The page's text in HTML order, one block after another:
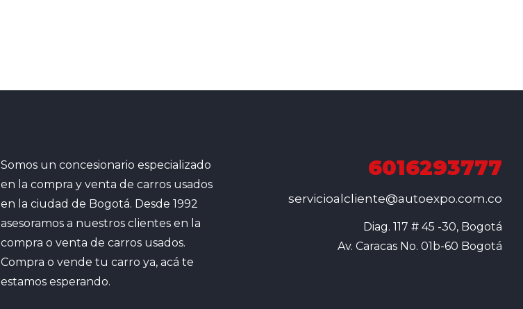
Somos un concesionario especializado
en la compra y venta de carros usados
en la ciudad de Bogotá. Desde 1992
asesoramos a nuestros clientes en la
compra o venta de carros usados.
Compra o vende tu carro ya, acá te
estamos esperando.
6016293777
servicioalcliente@autoexpo.com.co
Diag. 117 # 45 -30, Bogotá
Av. Caracas No. 01b-60 Bogotá